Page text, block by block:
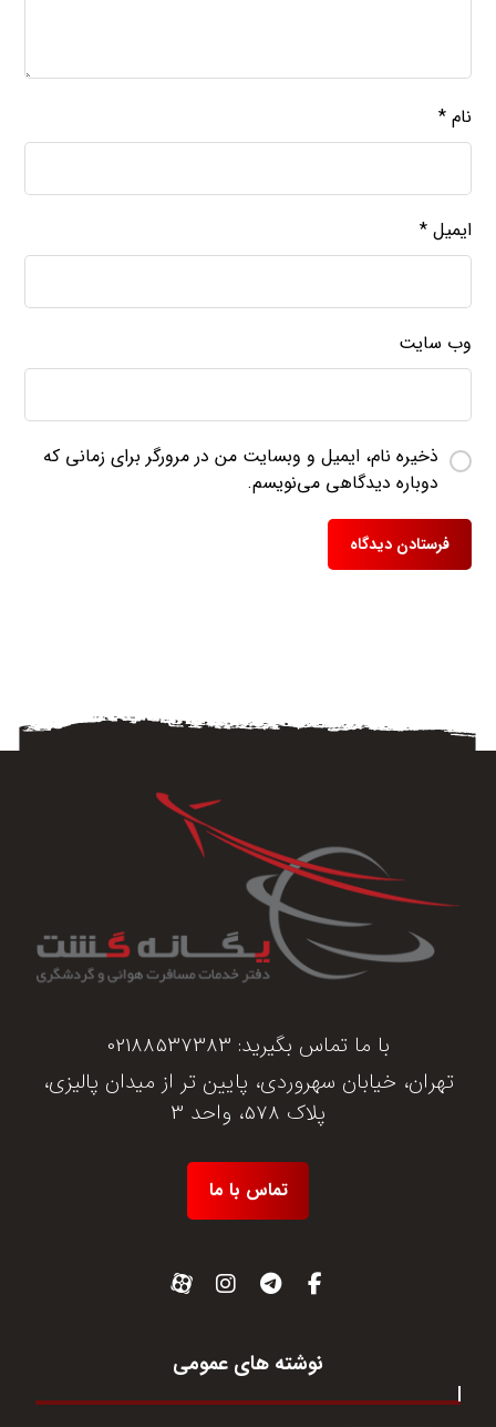
نام*
ایمیل*
وب‌ سایت
ذخیره نام، ایمیل و وبسایت من در مرورگر برای زمانی که
دوباره دیدگاهی می‌نویسم.
با ما تماس بگیرید: 02188537383
تهران، خیابان سهروردی، پایین تر از میدان پالیزی،
پلاک 578، واحد 3
تماس با ما
نوشته های عمومی